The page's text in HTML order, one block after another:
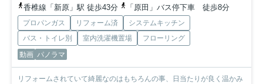
香椎線「新原」駅 徒歩43分
「原田」バス停下車 徒歩8分
プロパンガス リフォーム済
システムキッチン
バス・トイレ別
室内洗濯機置場
フローリング
動画 パノラマ
リフォームされていて綺麗なのはもちろんの事、日当たりが良く温かみ